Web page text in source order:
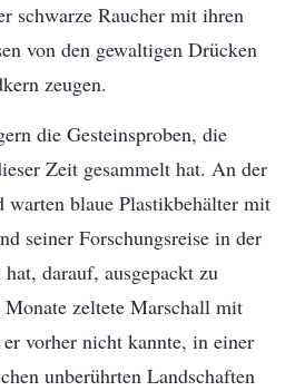
schwarze Raucher mit ihren
von den gewaltigen Drücken
zeugen.
die Gesteinsproben, die
Zeit gesammelt hat. An der
warten blaue Plastikbehälter mit
seiner Forschungsreise in der
darauf, ausgepackt zu
zeltete Marschall mit
vorher nicht kannte, in einer
unberührten Landschaften